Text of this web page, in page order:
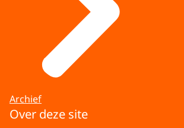
Archief
Over deze site